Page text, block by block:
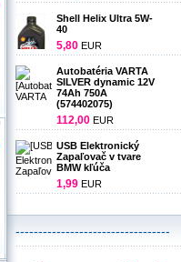
Shell Helix Ultra 5W-
40
5,80 EUR
Autobatéria VARTA
SILVER dynamic 12V
74Ah 750A
(574402075)
112,00 EUR
USB Elektronický
Zapaľovač v tvare
BMW kľúča
1,99 EUR
----------------------------------